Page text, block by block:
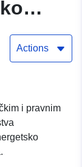
Actions
i pravnim